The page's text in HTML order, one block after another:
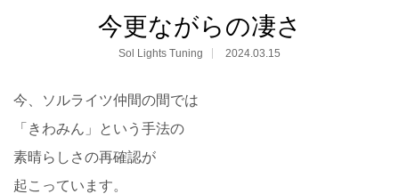
今更ながらの凄さ
Sol Lights Tuning 2024.03.15
今、ソルライツ仲間の間では
「きわみん」という手法の
素晴らしさの再確認が
起こっています。